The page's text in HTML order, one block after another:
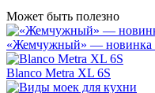
Может быть полезно
«Жемчужный» — новинка
Blanco Metra XL 6S